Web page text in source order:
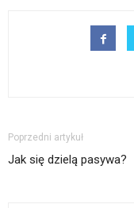
Poprzedni artykuł
Jak się dzielą pasywa?